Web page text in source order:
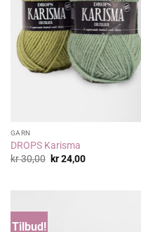
GARN
DROPS Karisma
kr30,00 Opprinnelig
kr24,00Nåværende
Tilbud!